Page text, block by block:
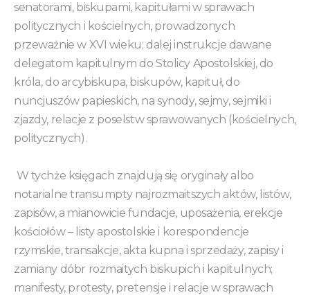
senatorami, biskupami, kapitułami w sprawach
politycznych i kościelnych, prowadzonych
przeważnie w XVI wieku; dalej instrukcje dawane
delegatom kapitulnym do Stolicy Apostolskiej, do
króla, do arcybiskupa, biskupów, kapituł, do
nuncjuszów papieskich, na synody, sejmy, sejmiki i
zjazdy, relacje z poselstw sprawowanych (kościelnych,
politycznych).
W tychże księgach znajdują się oryginały albo
notarialne transumpty najrozmaitszych aktów, listów,
zapisów, a mianowicie fundacje, uposażenia, erekcje
kościołów – listy apostolskie i korespondencje
rzymskie, transakcje, akta kupna i sprzedaży, zapisy i
zamiany dóbr rozmaitych biskupich i kapitulnych;
manifesty, protesty, pretensje i relacje w sprawach